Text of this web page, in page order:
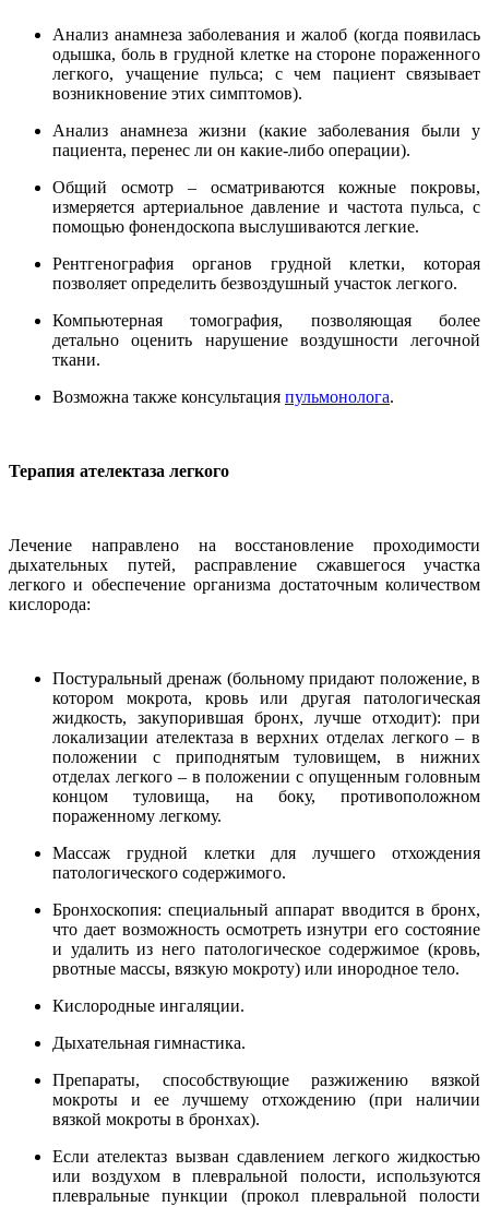
Анализ анамнеза заболевания и жалоб (когда появилась
одышка, боль в грудной клетке на стороне пораженного
легкого, учащение пульса; с чем пациент связывает
возникновение этих симптомов).
Анализ анамнеза жизни (какие заболевания были у
пациента, перенес ли он какие-либо операции).
Общий осмотр – осматриваются кожные покровы,
измеряется артериальное давление и частота пульса, с
помощью фонендоскопа выслушиваются легкие.
Рентгенография органов грудной клетки, которая
позволяет определить безвоздушный участок легкого.
Компьютерная томография, позволяющая более
детально оценить нарушение воздушности легочной
ткани.
Возможна также консультация пульмонолога.
Терапия ателектаза легкого
Лечение направлено на восстановление проходимости
дыхательных путей, расправление сжавшегося участка
легкого и обеспечение организма достаточным количеством
кислорода:
Постуральный дренаж (больному придают положение, в
котором мокрота, кровь или другая патологическая
жидкость, закупорившая бронх, лучше отходит): при
локализации ателектаза в верхних отделах легкого – в
положении с приподнятым туловищем, в нижних
отделах легкого – в положении с опущенным головным
концом туловища, на боку, противоположном
пораженному легкому.
Массаж грудной клетки для лучшего отхождения
патологического содержимого.
Бронхоскопия: специальный аппарат вводится в бронх,
что дает возможность осмотреть изнутри его состояние
и удалить из него патологическое содержимое (кровь,
рвотные массы, вязкую мокроту) или инородное тело.
Кислородные ингаляции.
Дыхательная гимнастика.
Препараты, способствующие разжижению вязкой
мокроты и ее лучшему отхождению (при наличии
вязкой мокроты в бронхах).
Если ателектаз вызван сдавлением легкого жидкостью
или воздухом в плевральной полости, используются
плевральные пункции (прокол плевральной полости